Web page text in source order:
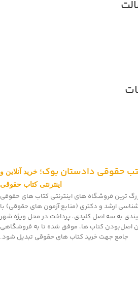
حقوقی دادستان بوک؛ خرید آنلاین و
اینترنتی کتاب حقوقی
ترین فروشگاه های اینترنتی کتاب های حقوقی
ارشد و دکتری (منابع آزمون های حقوقی) با
به سه اصل کلیدی، پرداخت در محل ویژه شهر
اصل‌بودن کتاب ها، موفق شده تا به فروشگاهی
جامع جهت خرید کتاب های حقوقی تبدیل شود.